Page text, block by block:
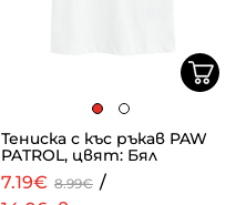
Тениска с къс ръкав PAW
PATROL, цвят: Бял
7.19€ 8.99€ /